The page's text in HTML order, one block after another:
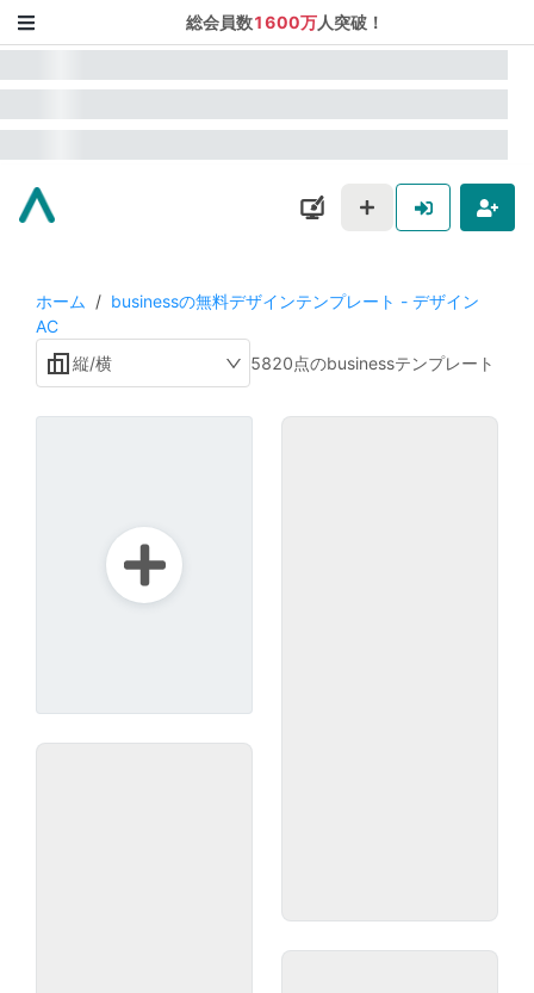
総会員数1600万人突破！
ホーム / businessの無料デザインテンプレート - デザイン
AC
縦/横
5820点のbusinessテンプレート